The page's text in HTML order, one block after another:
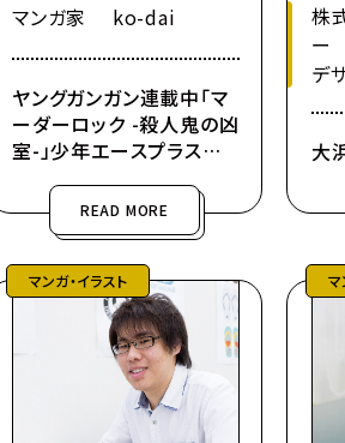
マンガ家 ko-dai
ヤングガンガン連載中「マ
ーダーロック -殺人鬼の凶
室-」少年エースプラス
し屋。」
READ MORE
株
ー
デ
大
マンガ・イラスト マ